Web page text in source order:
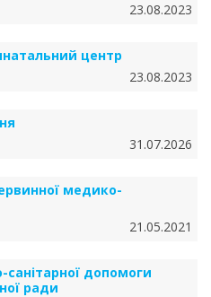
23.08.2023
центр
23.08.2023
31.07.2026
медико-
21.05.2021
допомоги
ради